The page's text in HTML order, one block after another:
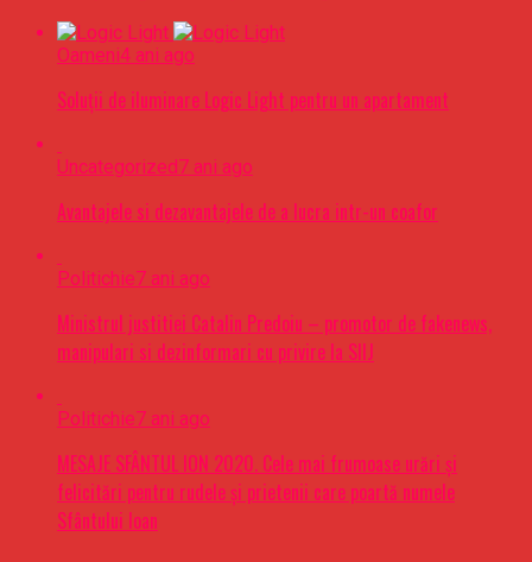
Oameni4 ani ago
Soluții de iluminare Logic Light pentru un apartament
Uncategorized7 ani ago
Avantajele si dezavantajele de a lucra intr-un coafor
Politichie7 ani ago
Ministrul justitiei Catalin Predoiu – promotor de fakenews,
manipulari si dezinformari cu privire la SIIJ
Politichie7 ani ago
MESAJE SFÂNTUL ION 2020. Cele mai frumoase urări şi
felicitări pentru rudele şi prietenii care poartă numele
Sfântului Ioan